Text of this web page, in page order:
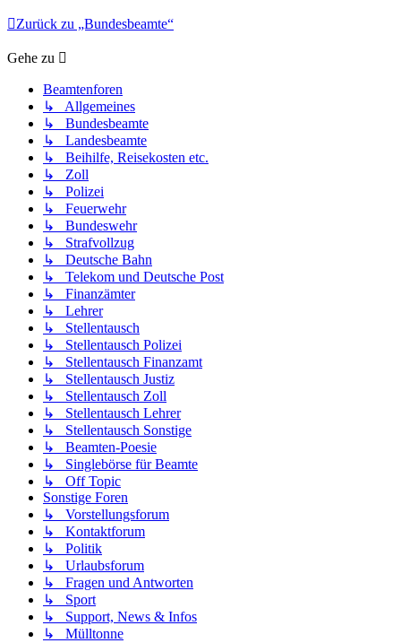
Zurück zu „Bundesbeamte“
Gehe zu
Beamtenforen
↳ Allgemeines
↳ Bundesbeamte
↳ Landesbeamte
↳ Beihilfe, Reisekosten etc.
↳ Zoll
↳ Polizei
↳ Feuerwehr
↳ Bundeswehr
↳ Strafvollzug
↳ Deutsche Bahn
↳ Telekom und Deutsche Post
↳ Finanzämter
↳ Lehrer
↳ Stellentausch
↳ Stellentausch Polizei
↳ Stellentausch Finanzamt
↳ Stellentausch Justiz
↳ Stellentausch Zoll
↳ Stellentausch Lehrer
↳ Stellentausch Sonstige
↳ Beamten-Poesie
↳ Singlebörse für Beamte
↳ Off Topic
Sonstige Foren
↳ Vorstellungsforum
↳ Kontaktforum
↳ Politik
↳ Urlaubsforum
↳ Fragen und Antworten
↳ Sport
↳ Support, News & Infos
↳ Mülltonne